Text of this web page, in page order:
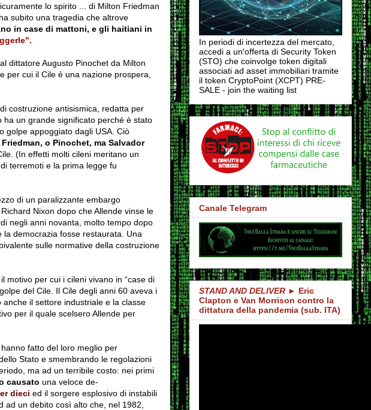
lo spirito ... di Milton Friedman
subito una tragedia che altrove
in case di mattoni, e gli haitiani in
dittatore Augusto Pinochet da Milton
per cui il Cile è una nazione prospera,
costruzione antisismica, redatta per
ha un grande significato perché è stato
golpe appoggiato dagli USA. Ciò
o Pinochet, ma Salvador
(In effetti molti cileni meritano un
terremoti e la prima legge fu
di un paralizzante embargo
Nixon dopo che Allende vinse le
negli anni novanta, molto tempo dopo
democrazia fosse restaurata. Una
sulle normative della costruzione
motivo per cui i cileni vivano in “case di
del Cile. Il Cile degli anni 60 aveva i
il settore industriale e la classe
per il quale scelsero Allende per
fatto del loro meglio per
Stato e smembrando le regolazioni
ma ad un terribile costo: nei primi
causato una veloce de-
dieci ed il sorgere esplosivo di instabili
ad un debito così alto che, nel 1982,
In periodi di incertezza del mercato,
accedi a un'offerta di Security Token
(STO) che coinvolge token digitali
associati ad asset immobiliari tramite
il token CryptoPoint (XCPT) PRE-
SALE - join the waiting list
Canale Telegram
STAND AND DELIVER► Eric
Clapton e Van Morrison contro la
dittatura della pandemia (sub. ITA)